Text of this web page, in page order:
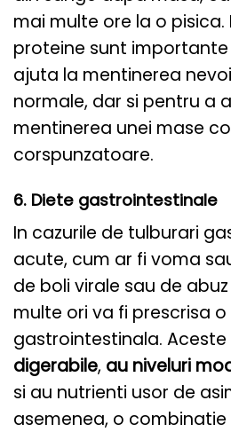
mai multe ore la o
proteine ​​sunt
ajuta la mentinerea
normale, dar si pentru a
mentinerea unei mase
corspunzatoare.
6. Diete gastrointestinale
In cazurile de tulburari
acute, cum ar fi voma
de boli virale sau de
multe ori va fi prescrisa
gastrointestinala.
digerabile, au niveluri
si au nutrienti usor de
asemenea, o combinatie